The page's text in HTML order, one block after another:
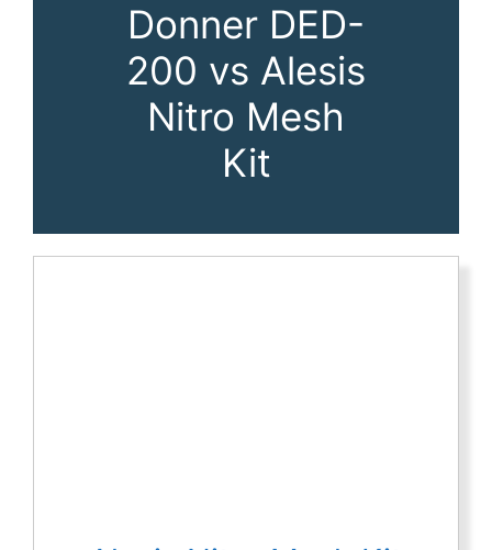
Donner DED-
200 vs Alesis
Nitro Mesh
Kit